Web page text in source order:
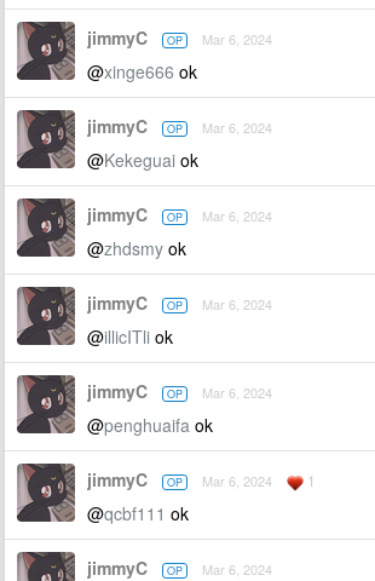
jimmyC OP Mar 6, 2024
@xinge666 ok
jimmyC OP Mar 6, 2024
@Kekeguai ok
jimmyC OP Mar 6, 2024
@zhdsmy ok
jimmyC OP Mar 6, 2024
@illicITli ok
jimmyC OP Mar 6, 2024
@penghuaifa ok
jimmyC OP Mar 6, 2024 1
@qcbf111 ok
jimmyC OP Mar 6, 2024